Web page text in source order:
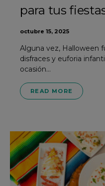
para tus
octubre 15, 2025
Alguna vez, Halloween
disfraces y euforia
ocasión…
READ MORE